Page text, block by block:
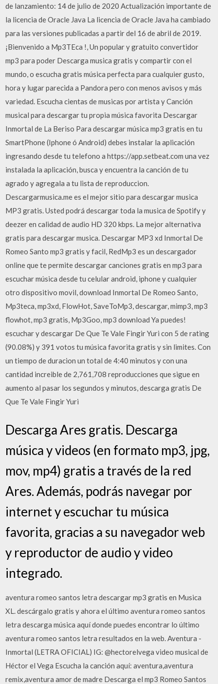
de lanzamiento: 14 de julio de 2020 Actualización importante de
la licencia de Oracle Java La licencia de Oracle Java ha cambiado
para las versiones publicadas a partir del 16 de abril de 2019.
¡Bienvenido a Mp3TEca ️!, Un popular y gratuito convertidor
mp3 para poder Descarga musica gratis y compartir con el
mundo, o escucha gratis música perfecta para cualquier gusto,
hora y lugar parecida a Pandora pero con menos avisos y más
variedad. Escucha cientas de musicas por artista y Canción
musical para descargar tu propia música favorita Descargar
Inmortal de La Beriso Para descargar música mp3 gratis en tu
SmartPhone (Iphone ó Android) debes instalar la aplicación
ingresando desde tu telefono a https://app.setbeat.com una vez
instalada la aplicación, busca y encuentra la canción de tu
agrado y agregala a tu lista de reproduccion.
Descargarmusica.me es el mejor sitio para descargar musica
MP3 gratis. Usted podrá descargar toda la musica de Spotify y
deezer en calidad de audio HD 320 kbps. La mejor alternativa
gratis para descargar musica. Descargar MP3 xd Inmortal De
Romeo Santo mp3 gratis y facil, RedMp3 es un descargador
online que te permite descargar canciones gratis en mp3 para
escuchar música desde tu celular android, iphone y cualquier
otro dispositivo movil, download Inmortal De Romeo Santo,
Mp3teca, mp3xd, FlowHot, SaveToMp3, descargar, mimp3, mp3
flowhot, mp3 gratis, Mp3Goo, mp3 download Ya puedes!
escuchar y descargar De Que Te Vale Fingir Yuri con 5 de rating
(90.08%) y 391 votos tu música favorita gratis y sin limites. Con
un tiempo de duracion un total de 4:40 minutos y con una
cantidad increible de 2,761,708 reproducciones que sigue en
aumento al pasar los segundos y minutos, descarga gratis De
Que Te Vale Fingir Yuri
Descarga Ares gratis. Descarga
música y videos (en formato mp3, jpg,
mov, mp4) gratis a través de la red
Ares. Además, podrás navegar por
internet y escuchar tu música
favorita, gracias a su navegador web
y reproductor de audio y video
integrado.
aventura romeo santos letra descargar mp3 gratis en Musica
XL. descárgalo gratis y ahora el último aventura romeo santos
letra descarga música aquí donde puedes encontrar lo último
aventura romeo santos letra resultados en la web. Aventura -
Inmortal (LETRA OFICIAL) IG: @hectorelvega video musical de
Héctor el Vega Escucha la canción aquí: aventura,aventura
remix,aventura amor de madre Descarga el mp3 Romeo Santos